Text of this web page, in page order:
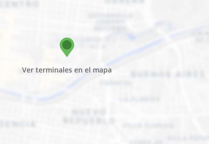
Ver terminales en el mapa